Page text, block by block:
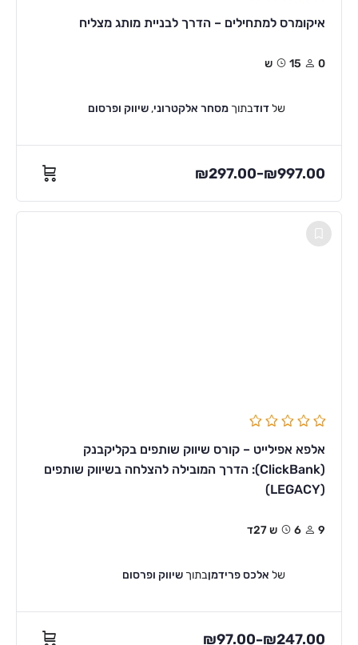
איקומרס למתחילים – הדרך לבניית מותג מצליח
0 15ש
שלדודבתוך מסחר אלקטרוני, שיווק ופרסום
₪297.00–₪997.00
אלפא אפילייט – קורס שיווק שותפים בקליקבנק
(ClickBank): הדרך המובילה להצלחה בשיווק שותפים
(LEGACY)
9 6ש 27ד
של אלכס פרידמןבתוך שיווק ופרסום
₪97.00–₪247.00